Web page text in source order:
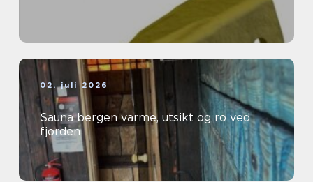
02. juli 2026
Sauna bergen varme, utsikt og ro ved
fjorden